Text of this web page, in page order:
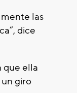
las
dice
que ella
giro